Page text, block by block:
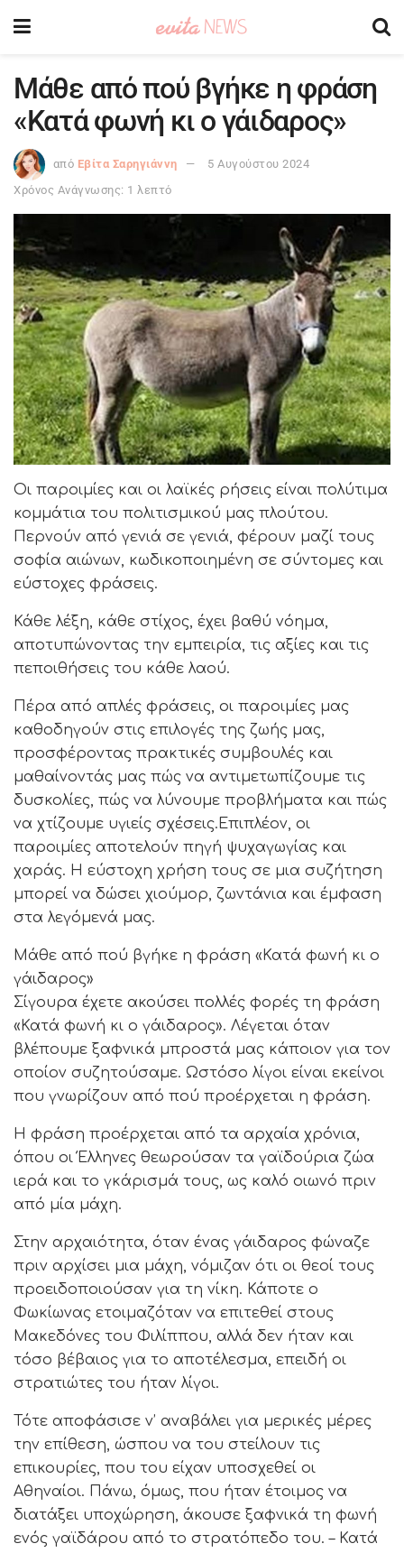
Μάθε από πού βγήκε η φράση
«Κατά φωνή κι ο γάιδαρος»
από Εβίτα Σαρηγιάννη
5 Αυγούστου 2024
Χρόνος Ανάγνωσης: 1 λεπτό
Οι παροιμίες και οι λαϊκές ρήσεις είναι πολύτιμα
κομμάτια του πολιτισμικού μας πλούτου.
Περνούν από γενιά σε γενιά, φέρουν μαζί τους
σοφία αιώνων, κωδικοποιημένη σε σύντομες και
εύστοχες φράσεις.
Κάθε λέξη, κάθε στίχος, έχει βαθύ νόημα,
αποτυπώνοντας την εμπειρία, τις αξίες και τις
πεποιθήσεις του κάθε λαού.
Πέρα από απλές φράσεις, οι παροιμίες μας
καθοδηγούν στις επιλογές της ζωής μας,
προσφέροντας πρακτικές συμβουλές και
μαθαίνοντάς μας πώς να αντιμετωπίζουμε τις
δυσκολίες, πώς να λύνουμε προβλήματα και πώς
να χτίζουμε υγιείς σχέσεις.Επιπλέον, οι
παροιμίες αποτελούν πηγή ψυχαγωγίας και
χαράς. Η εύστοχη χρήση τους σε μια συζήτηση
μπορεί να δώσει χιούμορ, ζωντάνια και έμφαση
στα λεγόμενά μας.
Μάθε από πού βγήκε η φράση «Κατά φωνή κι ο
γάιδαρος»
Σίγουρα έχετε ακούσει πολλές φορές τη φράση
«Κατά φωνή κι ο γάιδαρος». Λέγεται όταν
βλέπουμε ξαφνικά μπροστά μας κάποιον για τον
οποίον συζητούσαμε. Ωστόσο λίγοι είναι εκείνοι
που γνωρίζουν από πού προέρχεται η φράση.
Η φράση προέρχεται από τα αρχαία χρόνια,
όπου οι Έλληνες θεωρούσαν τα γαϊδούρια ζώα
ιερά και το γκάρισμά τους, ως καλό οιωνό πριν
από μία μάχη.
Στην αρχαιότητα, όταν ένας γάιδαρος φώναζε
πριν αρχίσει μια μάχη, νόμιζαν ότι οι θεοί τους
προειδοποιούσαν για τη νίκη. Κάποτε ο
Φωκίωνας ετοιμαζόταν να επιτεθεί στους
Μακεδόνες του Φιλίππου, αλλά δεν ήταν και
τόσο βέβαιος για το αποτέλεσμα, επειδή οι
στρατιώτες του ήταν λίγοι.
Τότε αποφάσισε ν’ αναβάλει για μερικές μέρες
την επίθεση, ώσπου να του στείλουν τις
επικουρίες, που του είχαν υποσχεθεί οι
Αθηναίοι. Πάνω, όμως, που ήταν έτοιμος να
διατάξει υποχώρηση, άκουσε ξαφνικά τη φωνή
ενός γαϊδάρου από το στρατόπεδο του. – Κατά